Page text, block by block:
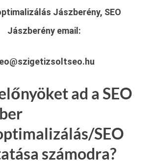
Jászberény, SEO
Jászberény email:
ad a SEO
SEO
számodra?